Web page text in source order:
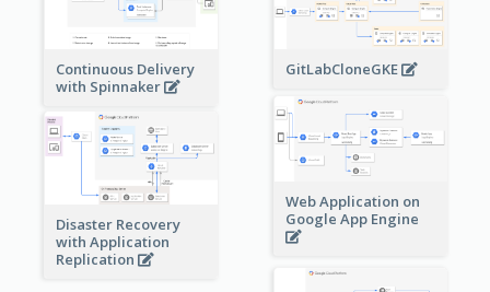
Continuous Delivery
with Spinnaker
GitLabCloneGKE
Web Application on
Google App Engine
Disaster Recovery
with Application
Replication